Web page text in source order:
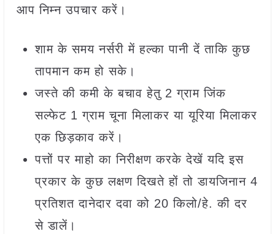
आप निम्न उपचार करें।
शाम के समय नर्सरी में हल्का पानी दें ताकि कुछ
तापमान कम हो सके।
जस्ते की कमी के बचाव हेतु 2 ग्राम जिंक
सल्फेट 1 ग्राम चूना मिलाकर या यूरिया मिलाकर
एक छिड़काव करें।
पत्तों पर माहो का निरीक्षण करके देखें यदि इस
प्रकार के कुछ लक्षण दिखते हों तो डायजिनान 4
प्रतिशत दानेदार दवा को 20 किलो/हे. की दर
से डालें।